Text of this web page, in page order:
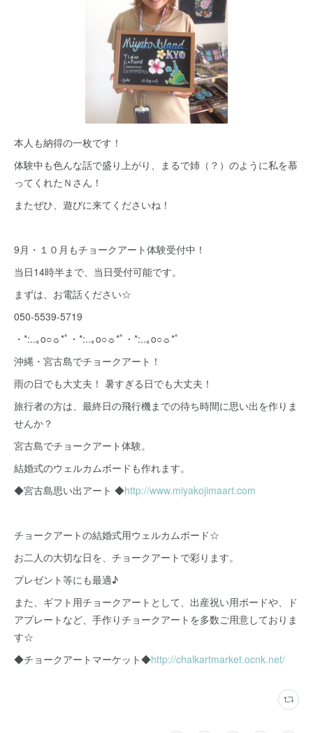
本人も納得の一枚です！
体験中も色んな話で盛り上がり、まるで姉（？）のように私を慕
ってくれたＮさん！
またぜひ、遊びに来てくださいね！
9月・１０月もチョークアート体験受付中！
当日14時半まで、当日受付可能です。
まずは、お電話ください☆
050-5539-5719
・*:..｡o○☼*ﾟ・*:..｡o○☼*ﾟ・*:..｡o○☼*ﾟ
沖縄・宮古島でチョークアート！
雨の日でも大丈夫！ 暑すぎる日でも大丈夫！
旅行者の方は、最終日の飛行機までの待ち時間に思い出を作りま
せんか？
宮古島でチョークアート体験。
結婚式のウェルカムボードも作れます。
◆宮古島思い出アート ◆http://www.miyakojimaart.com
チョークアートの結婚式用ウェルカムボード☆
お二人の大切な日を、チョークアートで彩ります。
プレゼント等にも最適♪
また、ギフト用チョークアートとして、出産祝い用ボードや、ド
アプレートなど、手作りチョークアートを多数ご用意しておりま
す☆
◆チョークアートマーケット◆http://chalkartmarket.ocnk.net/